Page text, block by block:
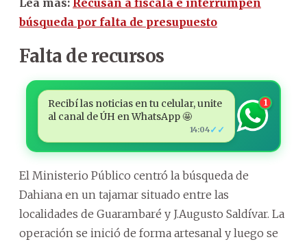
búsqueda por falta de presupuesto
Falta de recursos
Recibí las noticias en tu celular, unite
al canal de ÚH en WhatsApp 🤩
14:04✓✓
1
El Ministerio Público centró la búsqueda de
Dahiana en un tajamar situado entre las
localidades de Guarambaré y J.Augusto Saldívar. La
operación se inició de forma artesanal y luego se